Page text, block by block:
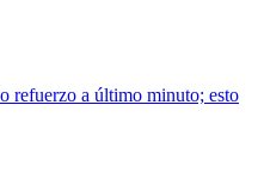
refuerzo a último minuto; esto